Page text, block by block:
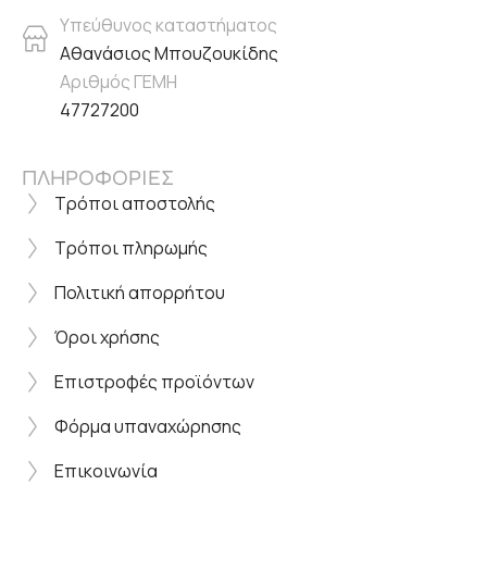
Υπεύθυνος καταστήματος
Αθανάσιος Μπουζουκίδης
Αριθμός ΓΕΜΗ
47727200
ΠΛΗΡΟΦΟΡΙΕΣ
Τρόποι αποστολής
Τρόποι πληρωμής
Πολιτική απορρήτου
Όροι χρήσης
Επιστροφές προϊόντων
Φόρμα υπαναχώρησης
Επικοινωνία